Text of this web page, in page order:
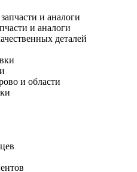
и аналоги
деталей
и области